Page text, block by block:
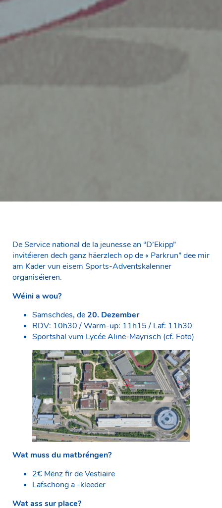
De Service national de la jeunesse an “D’Ekipp”
invitéieren dech ganz häerzlech op de « Parkrun” dee mir
am Kader vun eisem Sports-Adventskalenner
organiséieren.
Wéini a wou?
Samschdes, de 20. Dezember
RDV: 10h30 / Warm-up: 11h15 / Laf: 11h30
Sportshal vum Lycée Aline-Mayrisch (cf. Foto)
Wat muss du matbréngen?
2€ Mënz fir de Vestiaire
Lafschong a -kleeder
Wat ass sur place?